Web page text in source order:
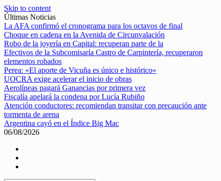
Skip to content
Últimas Noticias
La AFA confirmó el cronograma para los octavos de final
Choque en cadena en la Avenida de Circunvalación
Robo de la joyería en Capital: recuperan parte de la
Efectivos de la Subcomisaría Castro de Carpintería, recuperaron
elementos robados
Perea: «El aporte de Vicuña es único e histórico»
UOCRA exige acelerar el inicio de obras
Aerolíneas pagará Ganancias por primera vez
Fiscalía apelará la condena por Lucía Rubiño
Atención conductores: recomiendan transitar con precaución ante
tormenta de arena
Argentina cayó en el Índice Big Mac
06/08/2026